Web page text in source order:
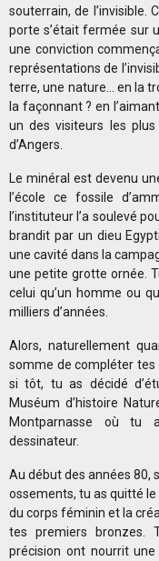
souterrain, de l’invisible.
porte s’était fermée sur
une conviction
représentations de
terre, une nature… en la
la façonnant ? en
un des visiteurs les plus
d’Angers.
Le minéral est devenu
l’école ce fossile
l’instituteur l’a soulevé
brandit par un dieu
une cavité dans la
une petite grotte ornée.
celui qu’un homme ou
milliers d’années.
Alors, naturellement
somme de compléter tes
si tôt, tu as décidé
Muséum d’histoire
Montparnasse où tu
dessinateur.
Au début des années 80,
ossements, tu as quitté le
du corps féminin et la
tes premiers bronzes.
précision ont nourrit